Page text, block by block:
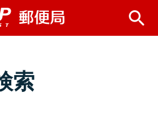
索